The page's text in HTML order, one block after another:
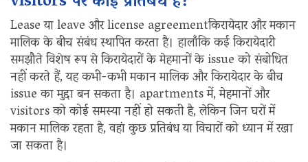
Lease या leave और license agreementकिरायेदार और मकान
मालिक के बीच संबंध स्थापित करता है। हालाँकि कई किरायेदारी
समझौते विशेष रूप से किरायेदारों के मेहमानों के issue को संबोधित
नहीं करते हैं, यह कभी-कभी मकान मालिक और किरायेदार के बीच
issue का मुद्दा बन सकता है। apartments में, मेहमानों और
visitors को कोई समस्या नहीं हो सकती है, लेकिन जिन घरों में
मकान मालिक रहता है, वहां कुछ प्रतिबंध या विचारों को ध्यान में रखा
जा सकता है।